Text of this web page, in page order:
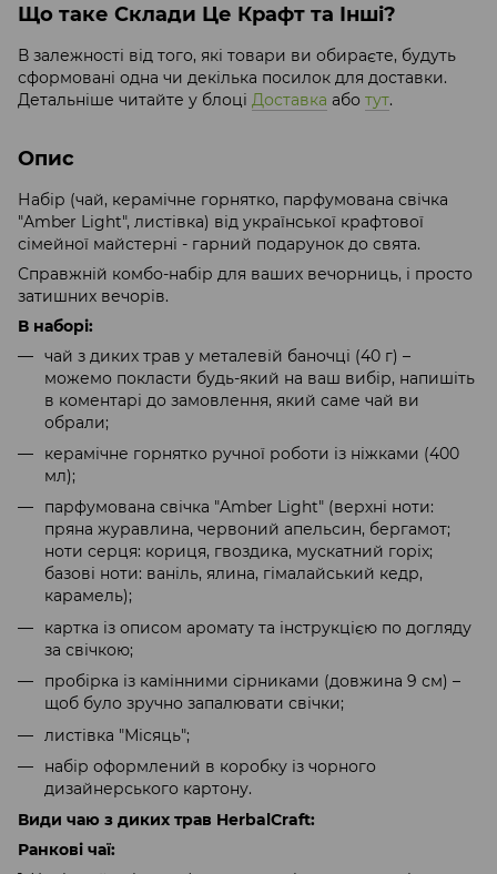
Що таке Склади Це Крафт та Інші?
В залежності від того, які товари ви обираєте, будуть
сформовані одна чи декілька посилок для доставки.
Детальніше читайте у блоці Доставка або тут.
Опис
Набір (чай, керамічне горнятко, парфумована свічка
"Amber Light", листівка) від української крафтової
сімейної майстерні - гарний подарунок до свята.
Справжній комбо-набір для ваших вечорниць, і просто
затишних вечорів.
В наборі:
чай з диких трав у металевій баночці (40 г) –
можемо покласти будь-який на ваш вибір, напишіть
в коментарі до замовлення, який саме чай ви
обрали;
керамічне горнятко ручної роботи із ніжками (400
мл);
парфумована свічка "Amber Light" (верхні ноти:
пряна журавлина, червоний апельсин, бергамот;
ноти серця: кориця, гвоздика, мускатний горіх;
базові ноти: ваніль, ялина, гімалайський кедр,
карамель);
картка із описом аромату та інструкцією по догляду
за свічкою;
пробірка із камінними сірниками (довжина 9 см) –
щоб було зручно запалювати свічки;
листівка "Місяць";
набір оформлений в коробку із чорного
дизайнерського картону.
Види чаю з диких трав HerbalCraft:
Ранкові чаї: